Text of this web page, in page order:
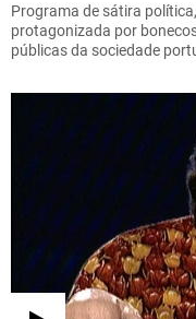
Programa de sátira
protagonizada por
públicas da sociedade